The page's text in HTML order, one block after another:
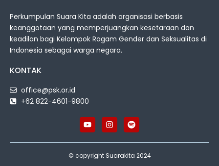
Perkumpulan Suara Kita adalah organisasi berbasis
keanggotaan yang memperjuangkan kesetaraan dan
keadilan bagi Kelompok Ragam Gender dan Seksualitas di
Indonesia sebagai warga negara.
KONTAK
office@psk.or.id
+62 822-4601-9800
© copyright Suarakita 2024